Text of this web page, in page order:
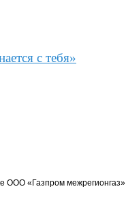
с тебя»
ООО «Газпром межрегионгаз»